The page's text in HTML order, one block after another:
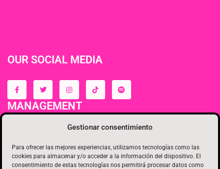
Gestionar consentimiento
Para ofrecer las mejores experiencias, utilizamos tecnologías como las
cookies para almacenar y/o acceder a la información del dispositivo. El
consentimiento de estas tecnologías nos permitirá procesar datos como
OUR SOCIAL MEDIA
MANAGEMENT